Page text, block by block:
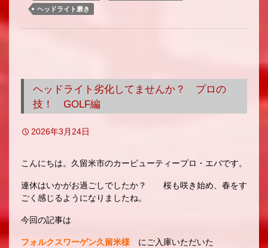
ヘッドライト磨き
ヘッドライト劣化してませんか？ プロの
技！ GOLF編
2026年3月24日
こんにちは。久留米市のカービューティープロ・エバです。
連休はいかがお過ごしでしたか？ 桜も咲き始め、春をす
ごく感じるようになりましたね。
今回の記事は
フォルクスワーゲン久留米様 にご入庫いただいた